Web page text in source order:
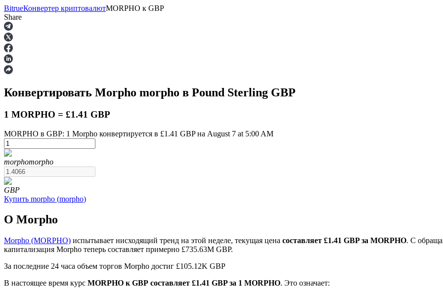
Фьючерсы
USDT-фьючерсы
Фьючерсы с использованием USDT в качестве обеспечения
Фьючерсы на COIN-M
Криптовалютные фьючерсы
BitrueКонвертер криптовалютMORPHO к GBP
Share
Конвертировать Morpho morpho в Pound Sterling GBP
1 MORPHO = £1.41 GBP
MORPHO в GBP: 1 Morpho конвертируется в £1.41 GBP на August 7 at 5:00 AM
morphomorpho
GBP
Купить morpho (morpho)
О Morpho
Morpho (MORPHO) испытывает нисходящий тренд на этой неделе, текущая цена составляет £1.41 GBP за MORPHO. С
капитализация Morpho теперь составляет примерно £735.63M GBP.
За последние 24 часа объем торгов Morpho достиг £105.12K GBP
В настоящее время курс MORPHO к GBP составляет £1.41 GBP за 1 MORPHO. Это означает: